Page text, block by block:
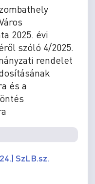
2025. évi
szóló 4/2025.
rendelet
és a
SzLB.sz.